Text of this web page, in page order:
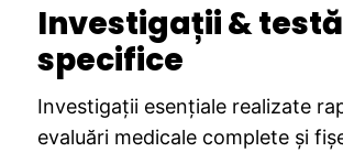
Investigații &
specifice
Investigații esențiale realizate
evaluări medicale complete și